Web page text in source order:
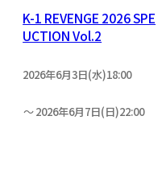
K-1 REVENGE 2026
UCTION Vol.2
2026年6月3日(水)18:00
2026年6月7日(日)22:00